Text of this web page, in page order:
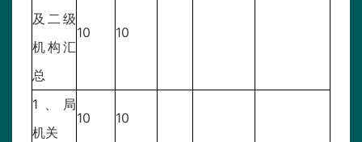
及二级
机构汇
总
10 10
1、局
机关
10 10